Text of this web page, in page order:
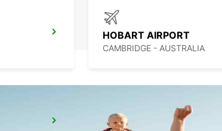
HOBART AIRPORT
CAMBRIDGE - AUSTRALIA
MELBOURNE MOORABBIN